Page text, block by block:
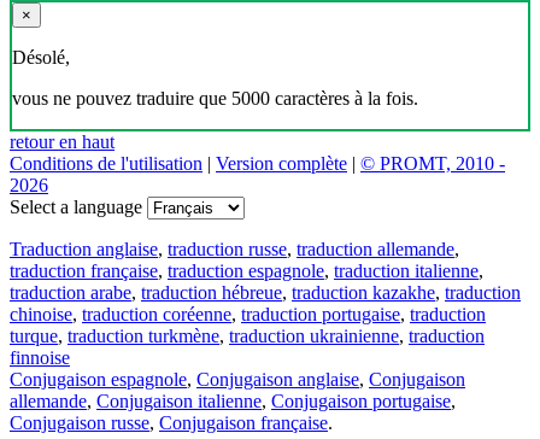
×
Désolé,
vous ne pouvez traduire que 5000 caractères à la fois.
retour en haut
Conditions de l'utilisation | Version complète | © PROMT, 2010 -
2026
Select a language
Traduction anglaise, traduction russe, traduction allemande,
traduction française, traduction espagnole, traduction italienne,
traduction arabe, traduction hébreue, traduction kazakhe, traduction
chinoise, traduction coréenne, traduction portugaise, traduction
turque, traduction turkmène, traduction ukrainienne, traduction
finnoise
Conjugaison espagnole, Conjugaison anglaise, Conjugaison
allemande, Conjugaison italienne, Conjugaison portugaise,
Conjugaison russe, Conjugaison française.